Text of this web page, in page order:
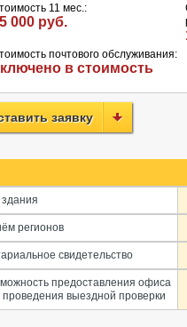
11 мес.:
000 руб.
почтового обслуживания:
в стоимость
заявку
регионов
свидетельство
предоставления офиса
проведения выездной проверки